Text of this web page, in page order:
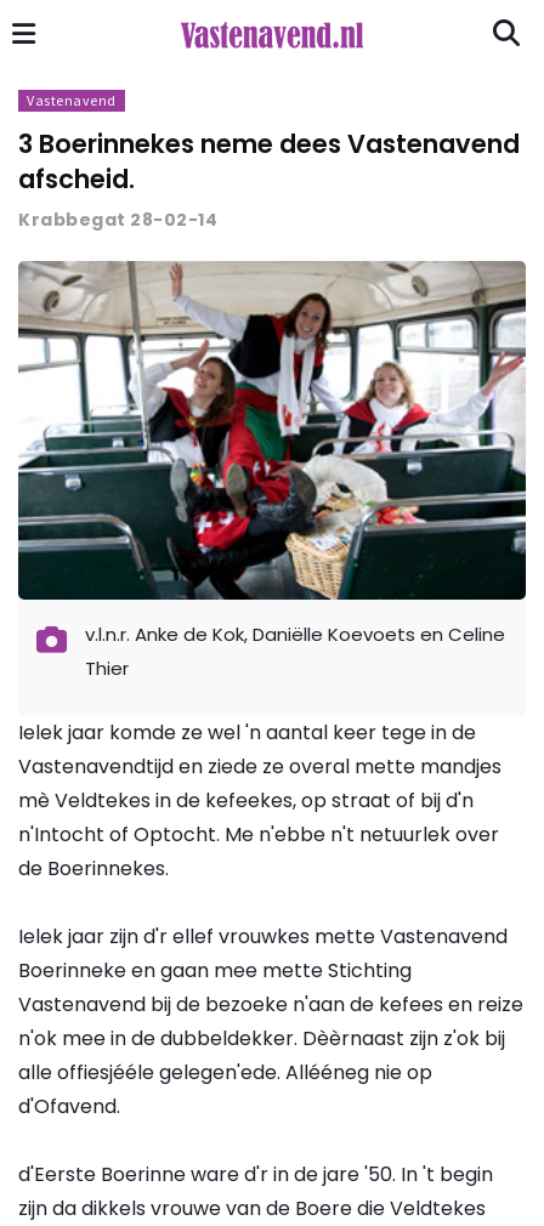
Vastenavend
3 Boerinnekes neme dees Vastenavend
afscheid.
Krabbegat 28-02-14
v.l.n.r. Anke de Kok, Daniëlle Koevoets en Celine
Thier
Ielek jaar komde ze wel 'n aantal keer tege in de
Vastenavendtijd en ziede ze overal mette mandjes
mè Veldtekes in de kefeekes, op straat of bij d'n
n'Intocht of Optocht. Me n'ebbe n't netuurlek over
de Boerinnekes.
Ielek jaar zijn d'r ellef vrouwkes mette Vastenavend
Boerinneke en gaan mee mette Stichting
Vastenavend bij de bezoeke n'aan de kefees en reize
n'ok mee in de dubbeldekker. Dèèrnaast zijn z'ok bij
alle offiesjééle gelegen'ede. Allééneg nie op
d'Ofavend.
d'Eerste Boerinne ware d'r in de jare '50. In 't begin
zijn da dikkels vrouwe van de Boere die Veldtekes